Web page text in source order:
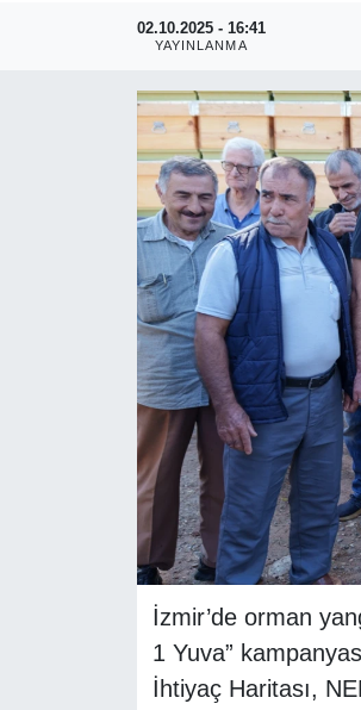
02.10.2025 - 16:41
YAYINLANMA
İzmir’de orman
1 Yuva”
İhtiyaç Haritası,
ASAYİŞ
RESMİ REKLAM
Son Dakika Haberleri
Haber Arşivi